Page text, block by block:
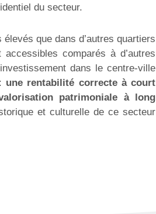
du secteur.
que dans d’autres quartiers
comparés à d’autres
dans le centre-ville
une rentabilité correcte à court
patrimoniale à long
et culturelle de ce secteur